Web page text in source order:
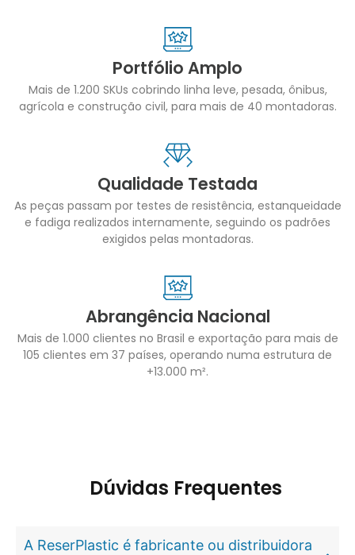
Portfólio Amplo
Mais de 1.200 SKUs cobrindo linha leve, pesada, ônibus,
agrícola e construção civil, para mais de 40 montadoras.
Qualidade Testada
As peças passam por testes de resistência, estanqueidade
e fadiga realizados internamente, seguindo os padrões
exigidos pelas montadoras.
Abrangência Nacional
Mais de 1.000 clientes no Brasil e exportação para mais de
105 clientes em 37 países, operando numa estrutura de
+13.000 m².
Dúvidas Frequentes
A ReserPlastic é fabricante ou distribuidora